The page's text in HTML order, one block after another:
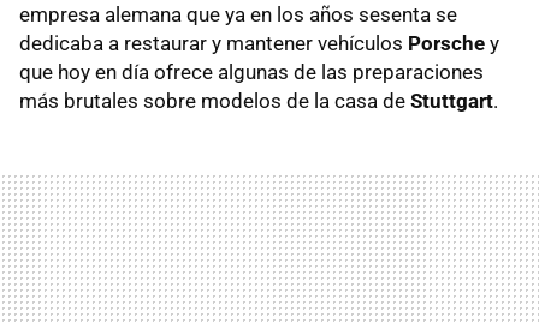
empresa alemana que ya en los años sesenta se
dedicaba a restaurar y mantener vehículos Porsche y
que hoy en día ofrece algunas de las preparaciones
más brutales sobre modelos de la casa de Stuttgart.